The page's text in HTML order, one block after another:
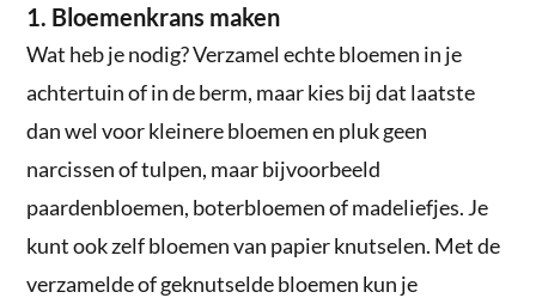
1. Bloemenkrans maken
Wat heb je nodig? Verzamel echte bloemen in je
achtertuin of in de berm, maar kies bij dat laatste
dan wel voor kleinere bloemen en pluk geen
narcissen of tulpen, maar bijvoorbeeld
paardenbloemen, boterbloemen of madeliefjes. Je
kunt ook zelf bloemen van papier knutselen. Met de
verzamelde of geknutselde bloemen kun je